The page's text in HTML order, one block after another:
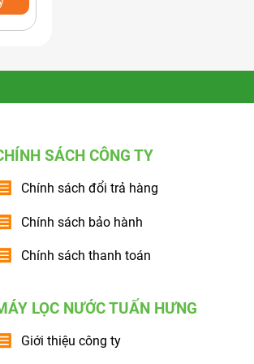
SÁCH CÔNG TY
Chính sách đổi trả hàng
Chính sách bảo hành
Chính sách thanh toán
LỌC NƯỚC TUẤN HƯNG
Giới thiệu công ty